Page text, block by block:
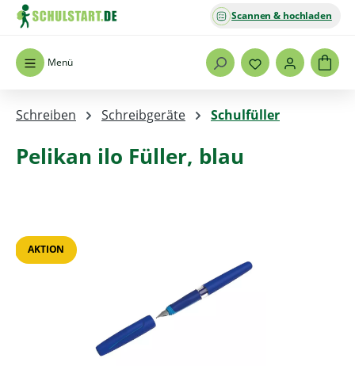
Zum Hauptinhalt springen
Menü
Scannen & hochladen
Schreiben Schreibgeräte Schulfüller
Pelikan ilo Füller, blau
AKTION